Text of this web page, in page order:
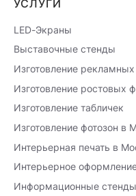
УСЛУГИ
LED-Экраны
Выставочные стенды
Изготовление
Изготовление ростовых
Изготовление табличек
Изготовление фотозон в
Интерьерная печать в
Интерьерное
Информационные стенды